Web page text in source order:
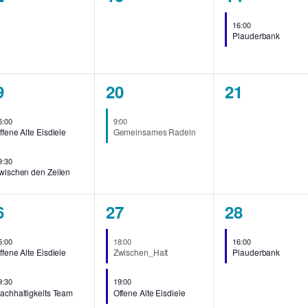
Veranstaltungen,16:00
Plauderbank
Alte Eisdiele
den Zeilen
1
Veranstaltung,
20
9:00
Gemeinsames Radeln
0
21
Alte Eisdiele
Team
2
Veranstaltungen,
27
18:00
Zwischen_Halt
19:00
Offene Alte Eisdiele
1
28
16:00
Plauderbank